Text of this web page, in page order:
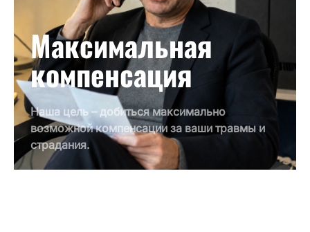
Максимальная
компенсация
Наша цель – добиться максимально
возможной компенсации за ваши травмы и
страдания.